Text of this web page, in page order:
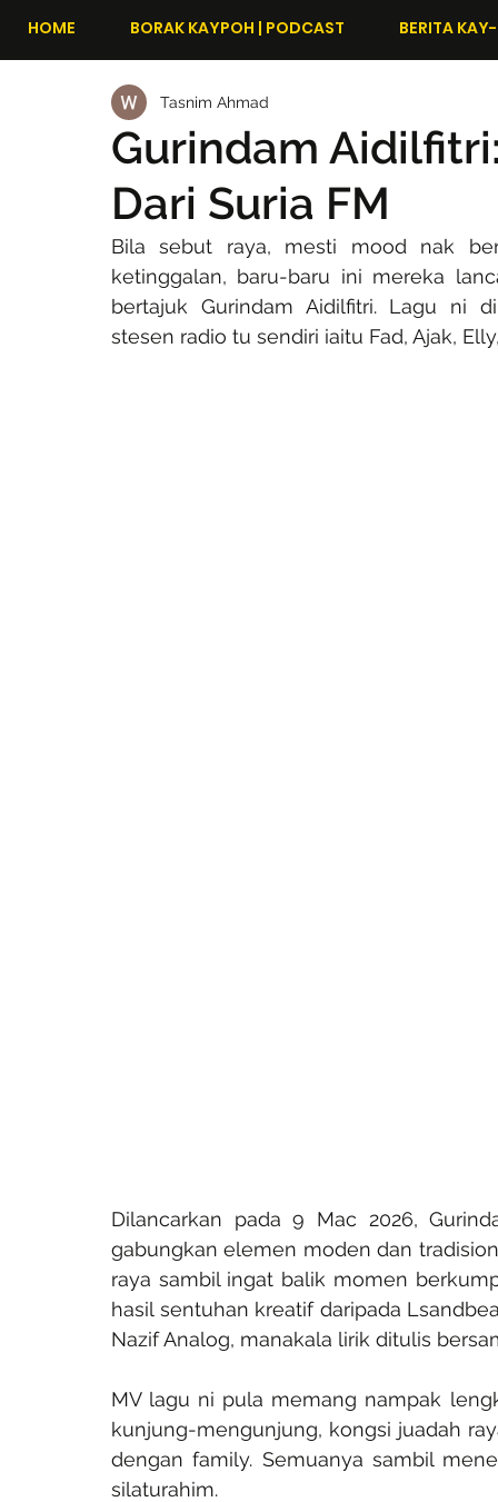
HOME BORAK KAYPOH | PODCAST BERITA
Gurindam
Dari Suria FM
Tasnim Ahmad
Bila sebut raya, mesti mood nak
ketinggalan, baru-baru ini mereka
bertajuk Gurindam Aidilfitri. Lagu ni
stesen radio tu sendiri iaitu Fad, Ajak,
Dilancarkan pada 9 Mac 2026,
gabungkan elemen moden dan
raya sambil ingat balik momen
hasil sentuhan kreatif daripada
Nazif Analog, manakala lirik ditulis
MV lagu ni pula memang nampak
kunjung-mengunjung, kongsi juadah
dengan family. Semuanya sambil
silaturahim.